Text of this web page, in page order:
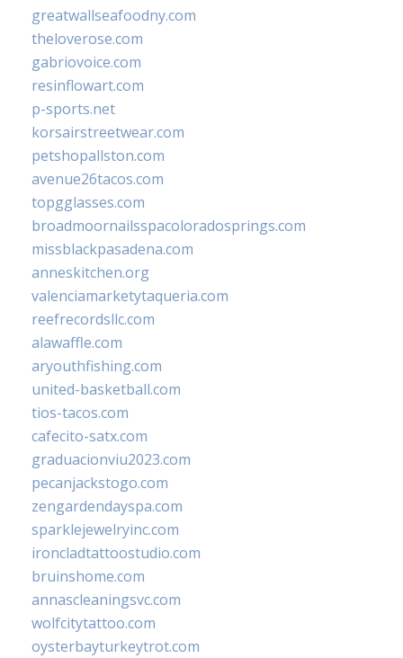
greatwallseafoodny.com
theloverose.com
gabriovoice.com
resinflowart.com
p-sports.net
korsairstreetwear.com
petshopallston.com
avenue26tacos.com
topgglasses.com
broadmoornailsspacoloradosprings.com
missblackpasadena.com
anneskitchen.org
valenciamarketytaqueria.com
reefrecordsllc.com
alawaffle.com
aryouthfishing.com
united-basketball.com
tios-tacos.com
cafecito-satx.com
graduacionviu2023.com
pecanjackstogo.com
zengardendayspa.com
sparklejewelryinc.com
ironcladtattoostudio.com
bruinshome.com
annascleaningsvc.com
wolfcitytattoo.com
oysterbayturkeytrot.com